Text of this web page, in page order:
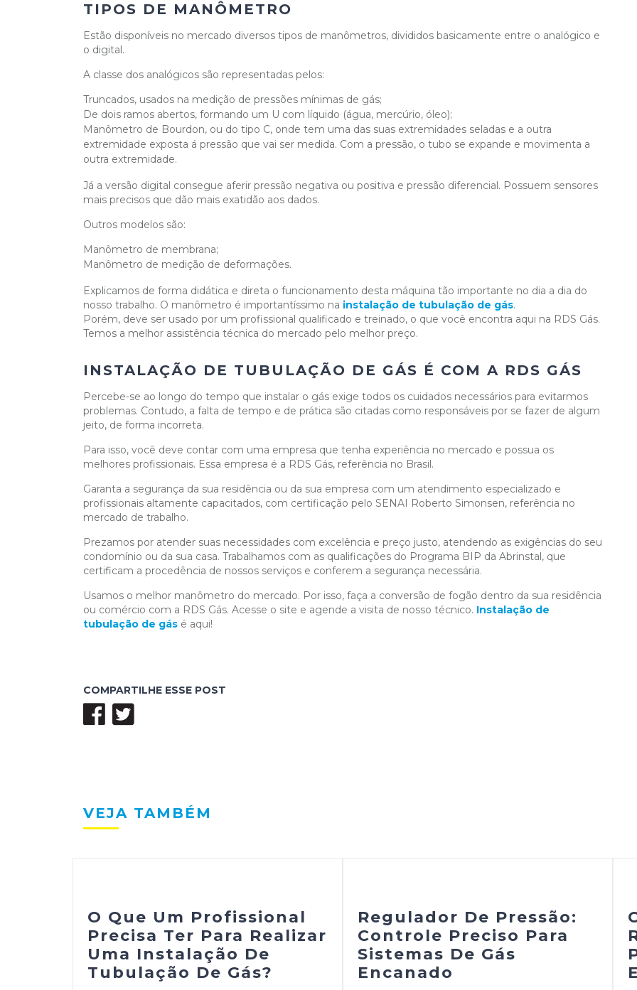
TIPOS DE MANÔMETRO
Estão disponíveis no mercado diversos tipos de manômetros, divididos basicamente entre o analógico e
o digital.
A classe dos analógicos são representadas pelos:
Truncados, usados na medição de pressões mínimas de gás;
De dois ramos abertos, formando um U com líquido (água, mercúrio, óleo);
Manômetro de Bourdon, ou do tipo C, onde tem uma das suas extremidades seladas e a outra
extremidade exposta á pressão que vai ser medida. Com a pressão, o tubo se expande e movimenta a
outra extremidade.
Já a versão digital consegue aferir pressão negativa ou positiva e pressão diferencial. Possuem sensores
mais precisos que dão mais exatidão aos dados.
Outros modelos são:
Manômetro de membrana;
Manômetro de medição de deformações.
Explicamos de forma didática e direta o funcionamento desta máquina tão importante no dia a dia do
nosso trabalho. O manômetro é importantíssimo na instalação de tubulação de gás.
Porém, deve ser usado por um profissional qualificado e treinado, o que você encontra aqui na RDS Gás.
Temos a melhor assistência técnica do mercado pelo melhor preço.
INSTALAÇÃO DE TUBULAÇÃO DE GÁS É COM A RDS GÁS
Percebe-se ao longo do tempo que instalar o gás exige todos os cuidados necessários para evitarmos
problemas. Contudo, a falta de tempo e de prática são citadas como responsáveis por se fazer de algum
jeito, de forma incorreta.
Para isso, você deve contar com uma empresa que tenha experiência no mercado e possua os
melhores profissionais. Essa empresa é a RDS Gás, referência no Brasil.
Garanta a segurança da sua residência ou da sua empresa com um atendimento especializado e
profissionais altamente capacitados, com certificação pelo SENAI Roberto Simonsen, referência no
mercado de trabalho.
Prezamos por atender suas necessidades com excelência e preço justo, atendendo as exigências do seu
condomínio ou da sua casa. Trabalhamos com as qualificações do Programa BIP da Abrinstal, que
certificam a procedência de nossos serviços e conferem a segurança necessária.
Usamos o melhor manômetro do mercado. Por isso, faça a conversão de fogão dentro da sua residência
ou comércio com a RDS Gás. Acesse o site e agende a visita de nosso técnico. Instalação de
tubulação de gás é aqui!
COMPARTILHE ESSE POST
VEJA TAMBÉM
O Que Um Profissional
Precisa Ter Para Realizar
Uma Instalação De
Tubulação De Gás?
Regulador De Pressão:
Controle Preciso Para
Sistemas De Gás
Encanado